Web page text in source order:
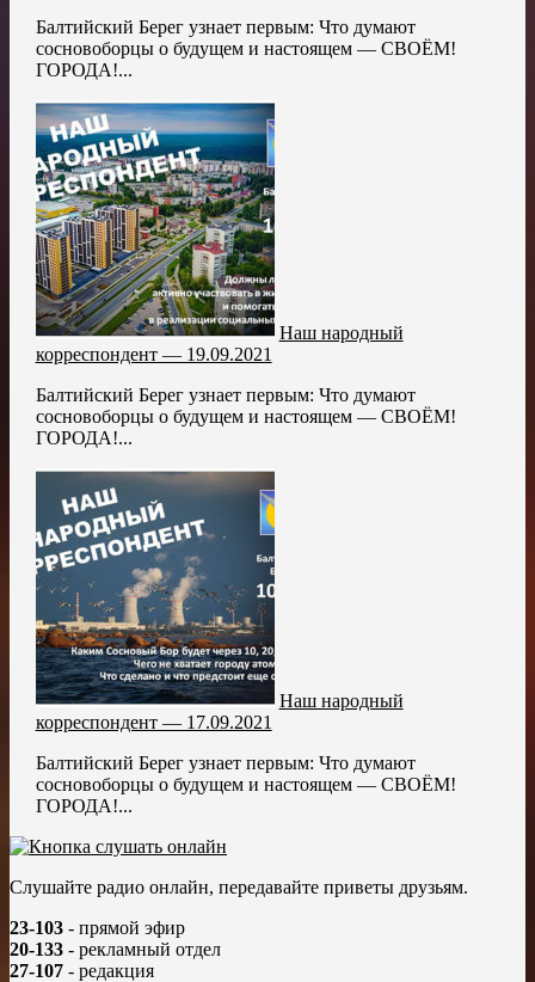
Балтийский Берег узнает первым: Что думают
сосновоборцы о будущем и настоящем — СВОЁМ!
ГОРОДА!...
Наш народный
корреспондент — 19.09.2021
Балтийский Берег узнает первым: Что думают
сосновоборцы о будущем и настоящем — СВОЁМ!
ГОРОДА!...
Наш народный
корреспондент — 17.09.2021
Балтийский Берег узнает первым: Что думают
сосновоборцы о будущем и настоящем — СВОЁМ!
ГОРОДА!...
Слушайте радио онлайн, передавайте приветы друзьям.
23-103 - прямой эфир
20-133 - рекламный отдел
27-107 - редакция